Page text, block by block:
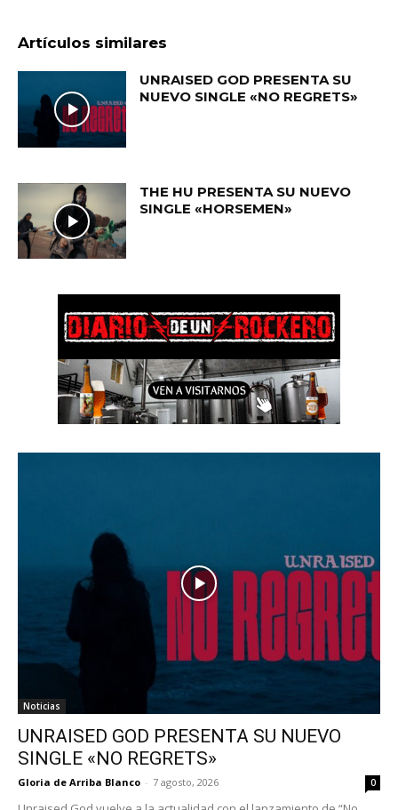
Artículos similares
UNRAISED GOD PRESENTA SU
NUEVO SINGLE «NO REGRETS»
THE HU PRESENTA SU NUEVO
SINGLE «HORSEMEN»
Noticias
UNRAISED GOD PRESENTA SU NUEVO
SINGLE «NO REGRETS»
Gloria de Arriba Blanco - 7 agosto, 2026 0